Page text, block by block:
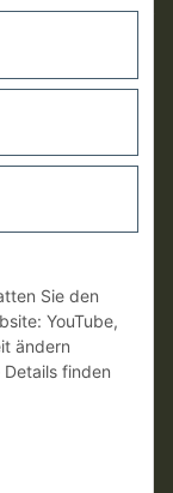
Sie den
YouTube,
ändern
finden